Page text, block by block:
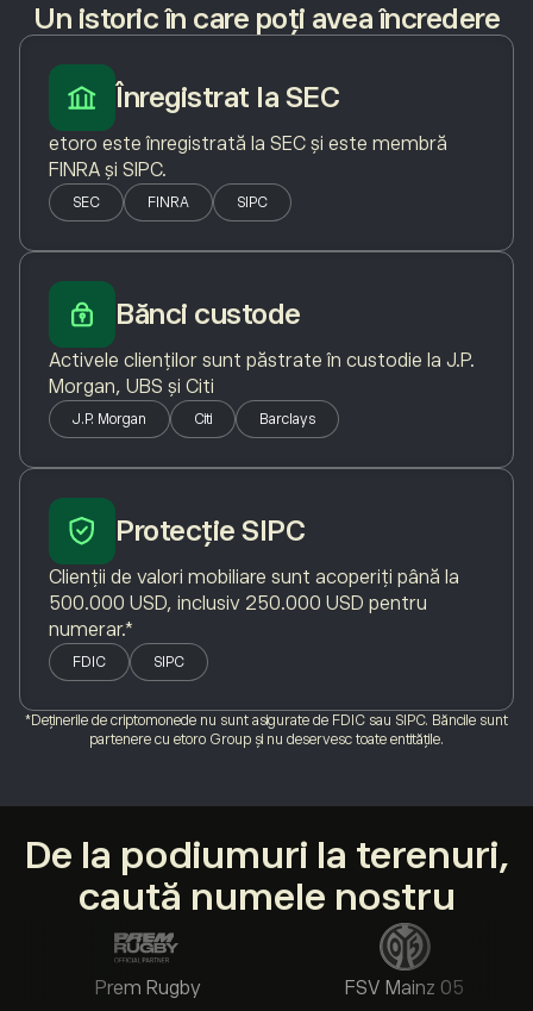
Un istoric în care poți avea încredere
Înregistrat la SEC
etoro este înregistrată la SEC și este membră
FINRA și SIPC.
SEC FINRA SIPC
Bănci custode
Activele clienților sunt păstrate în custodie la J.P.
Morgan, UBS și Citi
J.P. Morgan Citi Barclays
Protecție SIPC
Clienții de valori mobiliare sunt acoperiți până la
500.000 USD, inclusiv 250.000 USD pentru
numerar.*
FDIC SIPC
*Deținerile de criptomonede nu sunt asigurate de FDIC sau SIPC. Băncile sunt
partenere cu etoro Group și nu deservesc toate entitățile.
De la podiumuri la terenuri,
caută numele nostru
Prem Rugby FSV Mainz 05